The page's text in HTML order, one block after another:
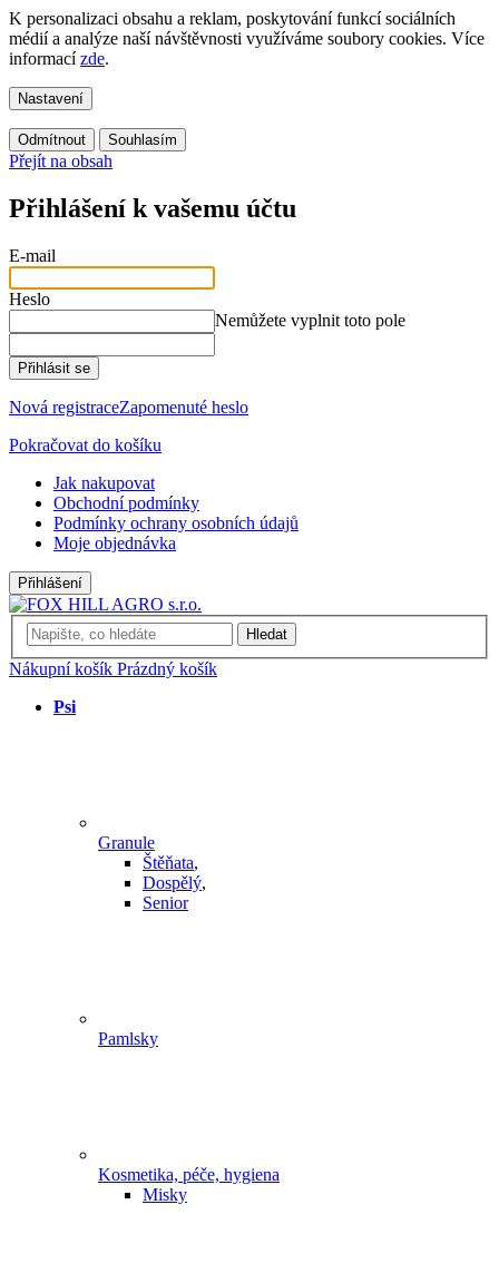
K personalizaci obsahu a reklam, poskytování funkcí sociálních
médií a analýze naší návštěvnosti využíváme soubory cookies. Více
informacízde.
Nastavení
Odmítnout Souhlasím
Přejít na obsah
Přihlášení k vašemu účtu
E-mail
Heslo
Nemůžete vyplnit toto pole
Přihlásit se
Nová registraceZapomenuté heslo
Pokračovat do košíku
Jak nakupovat
Obchodní podmínky
Podmínky ochrany osobních údajů
Moje objednávka
Přihlášení
Hledat
Nákupní košík Prázdný košík
Psi
Granule
Štěňata,
Dospělý,
Senior
Pamlsky
Kosmetika, péče, hygiena
Misky